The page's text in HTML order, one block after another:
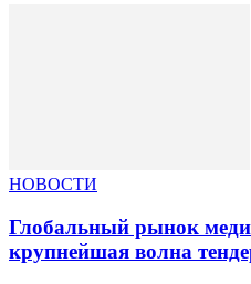
НОВОСТИ
Глобальный рынок
крупнейшая волна